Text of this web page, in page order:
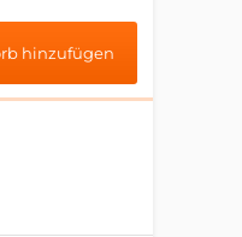
hinzufügen